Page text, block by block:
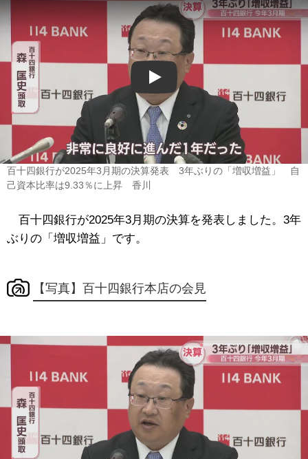
Play
百十四銀行が2025年3月期の決算発表 3年ぶりの「増収増益」 自
己資本比率は9.33％に上昇 香川
百十四銀行が2025年3月期の決算を発表しました。3年
ぶりの「増収増益」です。
【写真】百十四銀行本店の会見